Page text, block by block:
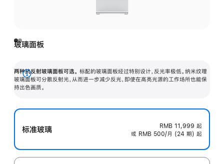
玻璃面板
两种抗反射玻璃面板可选。 标配的玻璃面板经过特别设计，反光率极低。纳米纹理
玻璃面板可分散反射光，从而进一步减少反光，即使在高亮光源的工作场所也能保
持出色画质。
展
开
标准玻璃 RMB 11,999 起
或 RMB 500/月 (24 期) 起